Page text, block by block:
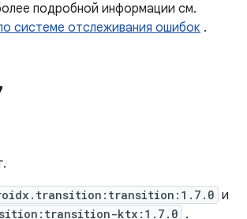
подробной информации см.
системе отслеживания ошибок .
и
ktx:1.7.0 .